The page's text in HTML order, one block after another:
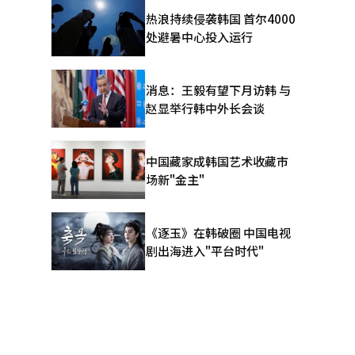
一的佳
热浪持续侵袭韩国 首尔4000
处避暑中心投入运行
消息：王毅有望下月访韩 与
赵显举行韩中外长会谈
中国藏家成韩国艺术收藏市
场新"金主"
《逐玉》在韩破圈 中国电视
剧出海进入"平台时代"